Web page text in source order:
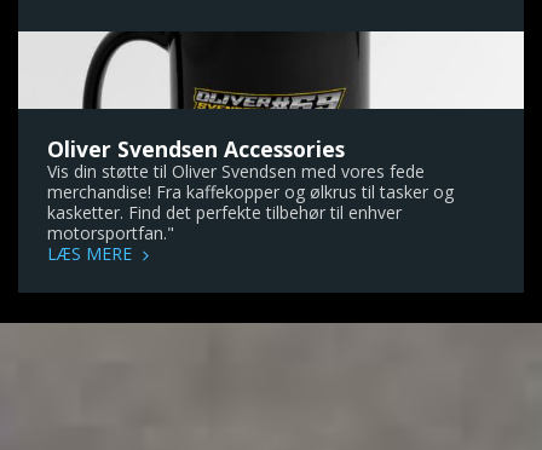
Oliver Svendsen Accessories
Vis din støtte til Oliver Svendsen med vores fede
merchandise! Fra kaffekopper og ølkrus til tasker og
kasketter. Find det perfekte tilbehør til enhver
motorsportfan."
LÆS MERE